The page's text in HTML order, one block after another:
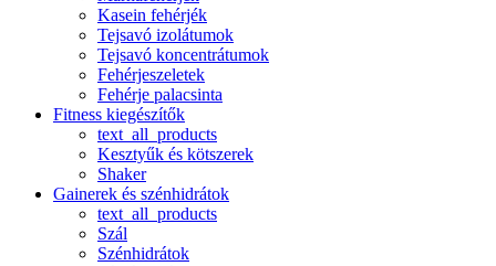
Kasein fehérjék
Tejsavó izolátumok
Tejsavó koncentrátumok
Fehérjeszeletek
Fehérje palacsinta
Fitness kiegészítők
text_all_products
Kesztyűk és kötszerek
Shaker
Gainerek és szénhidrátok
text_all_products
Szál
Szénhidrátok